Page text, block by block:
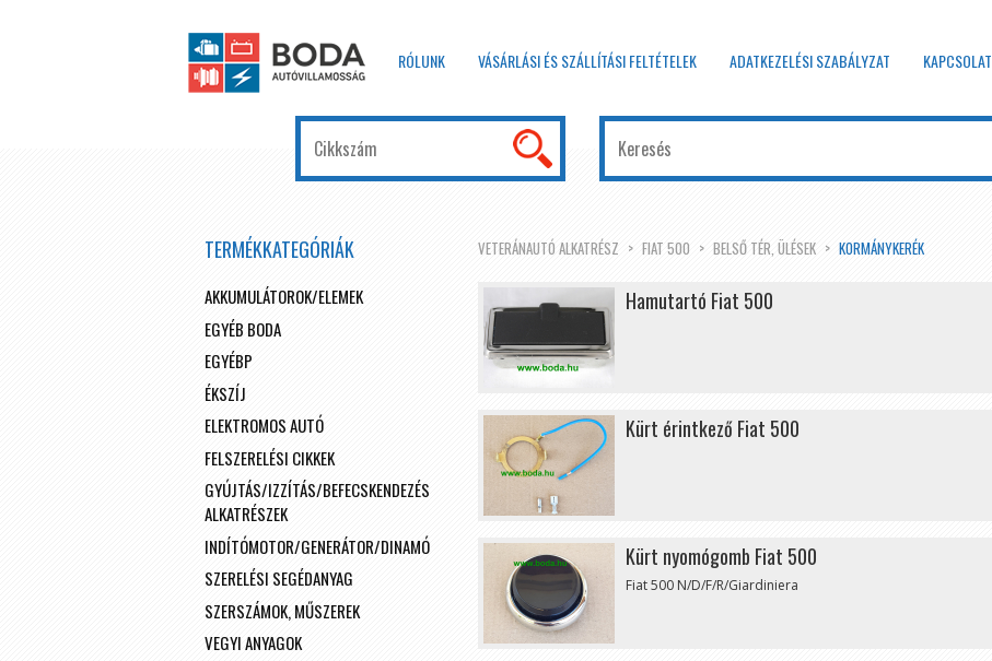
RÓLUNK VÁSÁRLÁSI ÉS SZÁLLÍTÁSI FELTÉTELEK ADATKEZELÉSI SZABÁLYZAT KAPCSOLAT
VETERÁNAUTÓ ALKATRÉSZ FIAT 500 BELSŐ TÉR, ÜLÉSEK KORMÁNYKERÉK
Hamutartó Fiat 500
Kürt érintkező Fiat 500
Kürt nyomógomb Fiat 500
Fiat 500 N/D/F/R/Giardiniera
TERMÉKKATEGÓRIÁK
AKKUMULÁTOROK/ELEMEK
EGYÉB BODA
EGYÉBP
ÉKSZÍJ
ELEKTROMOS AUTÓ
FELSZERELÉSI CIKKEK
GYÚJTÁS/IZZÍTÁS/BEFECSKENDEZÉS
ALKATRÉSZEK
INDÍTÓMOTOR/GENERÁTOR/DINAMÓ
SZERELÉSI SEGÉDANYAG
SZERSZÁMOK, MŰSZEREK
VEGYI ANYAGOK